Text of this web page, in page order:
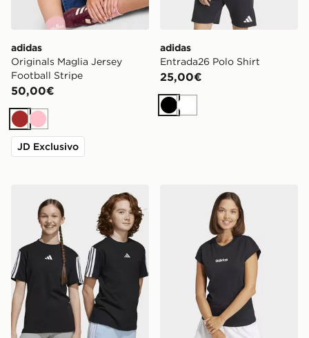
adidas
Originals Maglia Jersey
Football Stripe
50,00€
Marrone
Rosa
JD Exclusivo
adidas
Entrada26 Polo Shirt
25,00€
NeroBianco
adidas T-shirt Essentials Junioradidas T-shirt Essentials